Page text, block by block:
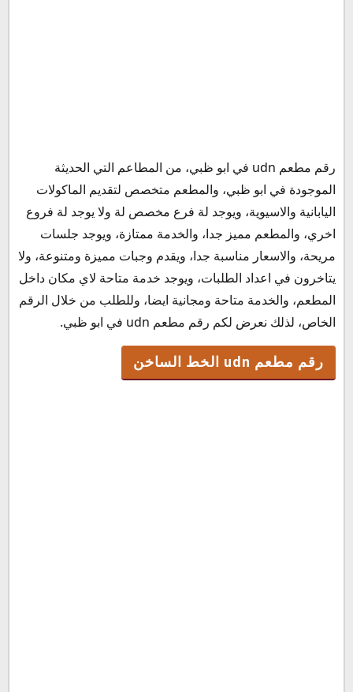
رقم مطعم udn الخط الساخن
رقم مطعم udn في ابو ظبي واتساب
رقم خدمة توصيل مطعم udn
عنوان مطعم udn في ابو ظبي
مواعيد عمل مطعم udn
كيفية الطلب من مطعم udn
رقم مطعم udn في ابو ظبي، من المطاعم التي الحديثة
الموجودة في ابو ظبي، والمطعم متخصص لتقديم الماكولات
اليابانية والاسيوية، ويوجد لة فرع مخصص لة ولا يوجد لة فروع
اخري، والمطعم مميز جدا، والخدمة ممتازة، ويوجد جلسات
مريحة، والاسعار مناسبة جدا، ويقدم وجبات مميزة ومتنوعة، ولا
يتاخرون في اعداد الطلبات، ويوجد خدمة متاحة لاي مكان داخل
المطعم، والخدمة متاحة ومجانية ايضا، وللطلب من خلال الرقم
الخاص، لذلك نعرض لكم رقم مطعم udn في ابو ظبي.
رقم مطعم udn الخط الساخن